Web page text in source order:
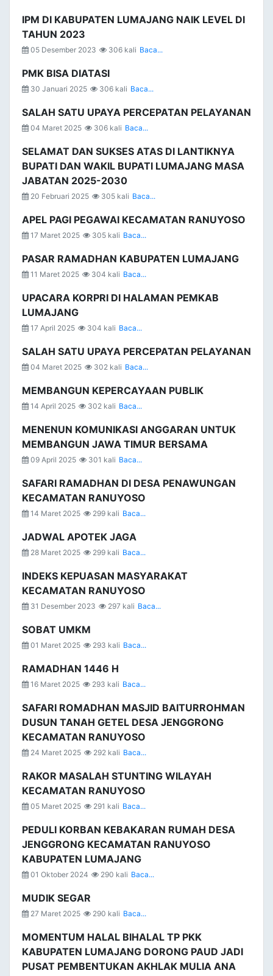
IPM DI KABUPATEN LUMAJANG NAIK LEVEL DI
TAHUN 2023
05 Desember 2023 306 kali Baca...
PMK BISA DIATASI
30 Januari 2025 306 kali Baca...
SALAH SATU UPAYA PERCEPATAN PELAYANAN
04 Maret 2025 306 kali Baca...
SELAMAT DAN SUKSES ATAS DI LANTIKNYA
BUPATI DAN WAKIL BUPATI LUMAJANG MASA
JABATAN 2025-2030
20 Februari 2025 305 kali Baca...
APEL PAGI PEGAWAI KECAMATAN RANUYOSO
17 Maret 2025 305 kali Baca...
PASAR RAMADHAN KABUPATEN LUMAJANG
11 Maret 2025 304 kali Baca...
UPACARA KORPRI DI HALAMAN PEMKAB
LUMAJANG
17 April 2025 304 kali Baca...
SALAH SATU UPAYA PERCEPATAN PELAYANAN
04 Maret 2025 302 kali Baca...
MEMBANGUN KEPERCAYAAN PUBLIK
14 April 2025 302 kali Baca...
MENENUN KOMUNIKASI ANGGARAN UNTUK
MEMBANGUN JAWA TIMUR BERSAMA
09 April 2025 301 kali Baca...
SAFARI RAMADHAN DI DESA PENAWUNGAN
KECAMATAN RANUYOSO
14 Maret 2025 299 kali Baca...
JADWAL APOTEK JAGA
28 Maret 2025 299 kali Baca...
INDEKS KEPUASAN MASYARAKAT
KECAMATAN RANUYOSO
31 Desember 2023 297 kali Baca...
SOBAT UMKM
01 Maret 2025 293 kali Baca...
RAMADHAN 1446 H
16 Maret 2025 293 kali Baca...
SAFARI ROMADHAN MASJID BAITURROHMAN
DUSUN TANAH GETEL DESA JENGGRONG
KECAMATAN RANUYOSO
24 Maret 2025 292 kali Baca...
RAKOR MASALAH STUNTING WILAYAH
KECAMATAN RANUYOSO
05 Maret 2025 291 kali Baca...
PEDULI KORBAN KEBAKARAN RUMAH DESA
JENGGRONG KECAMATAN RANUYOSO
KABUPATEN LUMAJANG
01 Oktober 2024 290 kali Baca...
MUDIK SEGAR
27 Maret 2025 290 kali Baca...
MOMENTUM HALAL BIHALAL TP PKK
KABUPATEN LUMAJANG DORONG PAUD JADI
PUSAT PEMBENTUKAN AKHLAK MULIA ANA